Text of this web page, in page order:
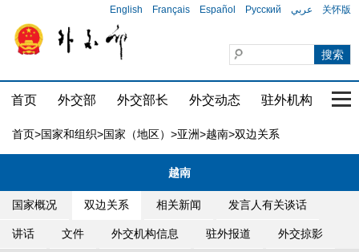
English Français Español Русский عربي 关怀版
首页 外交部 外交部长 外交动态 驻外机构 国
首页>国家和组织>国家（地区） >亚洲>越南>双边关系
越南
国家概况 双边关系 相关新闻 发言人有关谈话
讲话 文件 外交机构信息 驻外报道 外交掠影